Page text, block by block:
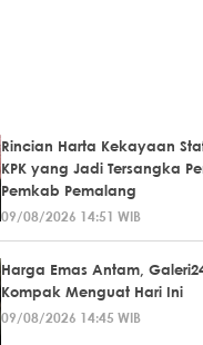
Rincian Harta Kekayaan
KPK yang Jadi Tersangka
Pemkab Pemalang
09/08/2026 14:51 WIB
Harga Emas Antam,
Kompak Menguat Hari Ini
09/08/2026 14:45 WIB